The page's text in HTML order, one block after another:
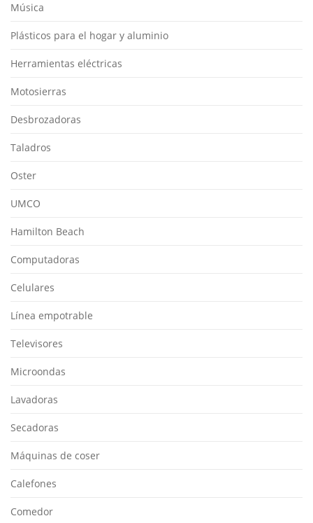
Música
Plásticos para el hogar y aluminio
Herramientas eléctricas
Motosierras
Desbrozadoras
Taladros
Oster
UMCO
Hamilton Beach
Computadoras
Celulares
Línea empotrable
Televisores
Microondas
Lavadoras
Secadoras
Máquinas de coser
Calefones
Comedor